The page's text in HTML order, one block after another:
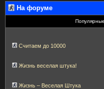
На форуме
Считаем до 10000
Жизнь веселая штука!
Жизнь – Веселая Штука